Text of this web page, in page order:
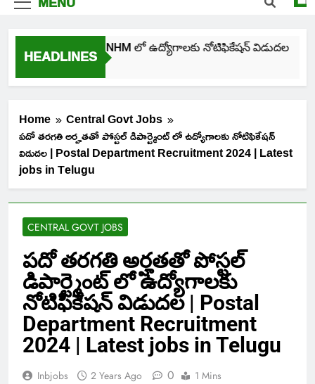
HEADLINES
తెలంగాణ NHM లో ఉద్యోగాలకు నోటిఫికేషన్ విడుదల
Home
Central Govt Jobs
పదో తరగతి అర్హతతో పోస్టల్ డిపార్ట్మెంట్ లో ఉద్యోగాలకు నోటిఫికేషన్
విడుదల | Postal Department Recruitment 2024 | Latest
jobs in Telugu
CENTRAL GOVT JOBS
పదో తరగతి అర్హతతో పోస్టల్
డిపార్ట్మెంట్ లో ఉద్యోగాలకు
నోటిఫికేషన్ విడుదల | Postal
Department Recruitment
2024 | Latest jobs in Telugu
Inbjobs 2 Years Ago 0 1 Mins